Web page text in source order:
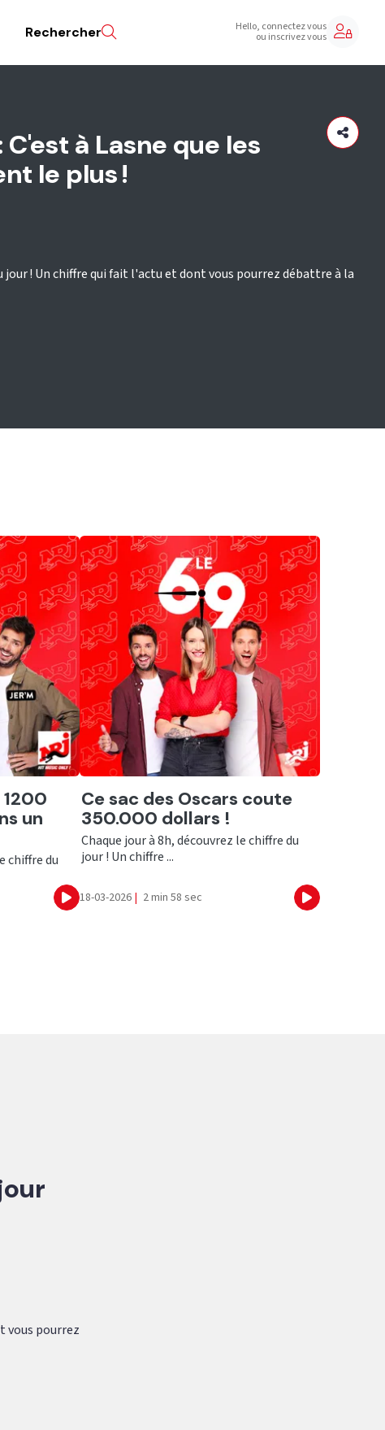
Rechercher Hello, connectez vous
ou inscrivez vous
à Lasne que les
le plus !
jour ! Un chiffre qui fait l'actu et dont vous pourrez débattre à la
un
chiffre du
Ecouter
Ecouter
Ce sac des Oscars coute
350.000 dollars !
Chaque jour à 8h, découvrez le chiffre du
jour ! Un chiffre ...
18-03-2026 | 2 min 58 sec Ecouter
vous pourrez